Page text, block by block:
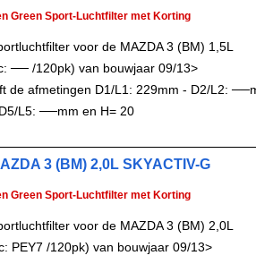
Green Sport-Luchtfilter met Korting
voor de MAZDA 3 (BM) 1,5L
── /120pk) van bouwjaar 09/13>
de afmetingen D1/L1: 229mm - D2/L2:
L5: ──mm en H= 20
3 (BM) 2,0L SKYACTIV-G
Green Sport-Luchtfilter met Korting
voor de MAZDA 3 (BM) 2,0L
PEY7 /120pk) van bouwjaar 09/13>